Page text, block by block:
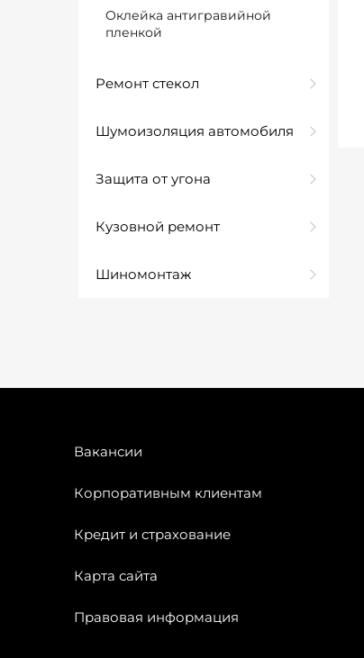
Оклейка антигравийной
пленкой
Ремонт стекол
Шумоизоляция автомобиля
Защита от угона
Кузовной ремонт
Шиномонтаж
Вакансии
Корпоративным клиентам
Кредит и страхование
Карта сайта
Правовая информация